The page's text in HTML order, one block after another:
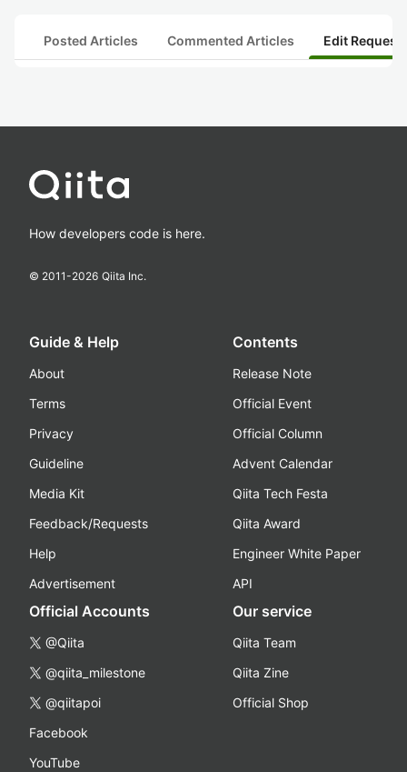
Posted Articles Commented Articles Edit
How developers code is here.
© 2011-2026 Qiita Inc.
Guide & Help
About
Terms
Privacy
Guideline
Media Kit
Feedback/Requests
Help
Advertisement
Contents
Release Note
Official Event
Official Column
Advent Calendar
Qiita Tech Festa
Qiita Award
Engineer White Paper
API
Official Accounts
@Qiita
@qiita_milestone
@qiitapoi
Facebook
YouTube
Our service
Qiita Team
Qiita Zine
Official Shop